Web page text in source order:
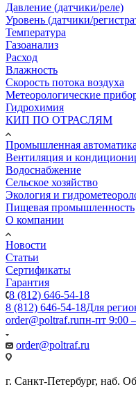
Давление (датчики/реле)
Уровень (датчики/
Температура
Газоанализ
Расход
Влажность
Скорость потока воздуха
Метеорологические
Гидрохимия
КИП ПО ОТРАСЛЯМ
Промышленная автоматика
Вентиляция и
Водоснабжение
Сельское хозяйство
Экология и
Пищевая промышленность
О компании
Новости
Статьи
Сертификаты
Гарантия
8 (812) 646-54-18
8 (812) 646-54-18Для
order@poltraf.ruпн-пт 9:00
order@poltraf.ru
г. Санкт-Петербург, наб.